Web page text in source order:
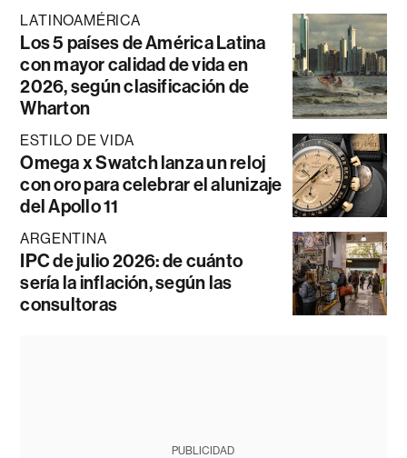
LATINOAMÉRICA
Los 5 países de América Latina
con mayor calidad de vida en
2026, según clasificación de
Wharton
ESTILO DE VIDA
Omega x Swatch lanza un reloj
con oro para celebrar el alunizaje
del Apollo 11
ARGENTINA
IPC de julio 2026: de cuánto
sería la inflación, según las
consultoras
PUBLICIDAD